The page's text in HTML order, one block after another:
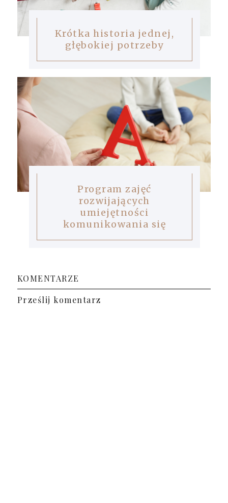
Krótka historia jednej,
głębokiej potrzeby
Program zajęć
rozwijających
umiejętności
komunikowania się
KOMENTARZE
Prześlij komentarz